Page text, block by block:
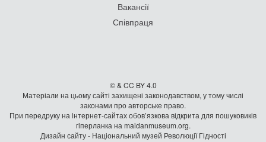
Вакансії
Співпраця
© & CC BY 4.0
Матеріали на цьому сайті захищені законодавством, у тому числі
законами про авторське право.
При передруку на iнтернет-сайтах обов’язкова відкрита для пошуковиків
гiперланка на maidanmuseum.org.
Дизайн сайту - Національний музей Революції Гідності